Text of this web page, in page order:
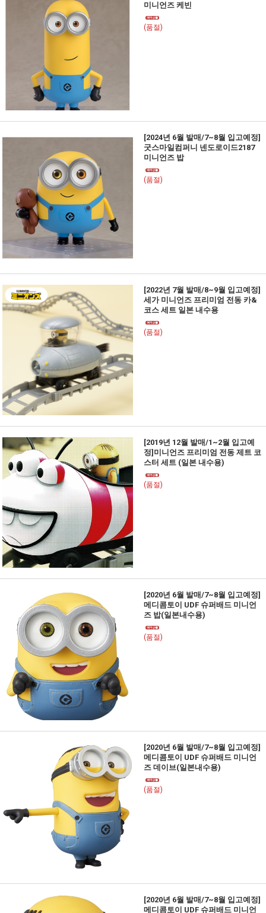
미니언즈 케빈
(품절)
[2024년 6월 발매/7~8월 입고예정]
굿스마일컴퍼니 넨도로이드2187
미니언즈 밥
(품절)
[2022년 7월 발매/8~9월 입고예정]
세가 미니언즈 프리미엄 전동 카&
코스 세트 일본 내수용
(품절)
[2019년 12월 발매/1~2월 입고예
정]미니언즈 프리미엄 전동 제트 코
스터 세트 (일본 내수용)
(품절)
[2020년 6월 발매/7~8월 입고예정]
메디콤토이 UDF 슈퍼배드 미니언
즈 밥(일본내수용)
(품절)
[2020년 6월 발매/7~8월 입고예정]
메디콤토이 UDF 슈퍼배드 미니언
즈 데이브(일본내수용)
(품절)
[2020년 6월 발매/7~8월 입고예정]
메디콤토이 UDF 슈퍼배드 미니언